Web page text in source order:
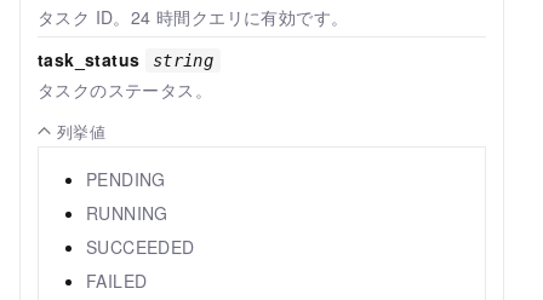
タスク ID。24 時間クエリに有効です。
task_status
string
タスクのステータス。
列挙値
PENDING
RUNNING
SUCCEEDED
FAILED